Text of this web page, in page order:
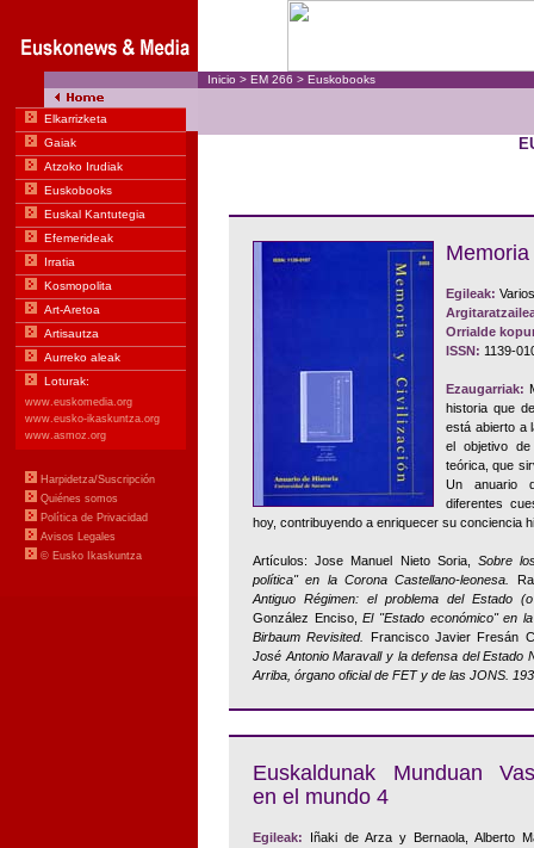
Egileak: Varios
Orrialde
ISSN: 1139-
Ezaugarriak:
historia que
está abierto a
el objetivo
teórica, que
Un anuario
diferentes
hoy, contribuyendo a enriquecer su conciencia
Artículos: Jose Manuel Nieto Soria, Sobre
política" en la Corona Castellano-leonesa.
Antiguo Régimen: el problema del Estado
González Enciso,El "Estado económico" en
Birbaum Revisited.
Francisco Javier Fresán
José Antonio Maravall y la defensa del Estado
Arriba, órgano oficial de FET y de las JONS.
Euskaldunak Munduan
en el mundo 4
Egileak: Iñaki de Arza y Bernaola, Alberto
Inicio > EM 266 > Euskobooks